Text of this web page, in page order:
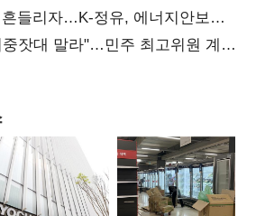
들리자…K-정유, 에너지안보
잣대 말라"…민주 최고위원 계파